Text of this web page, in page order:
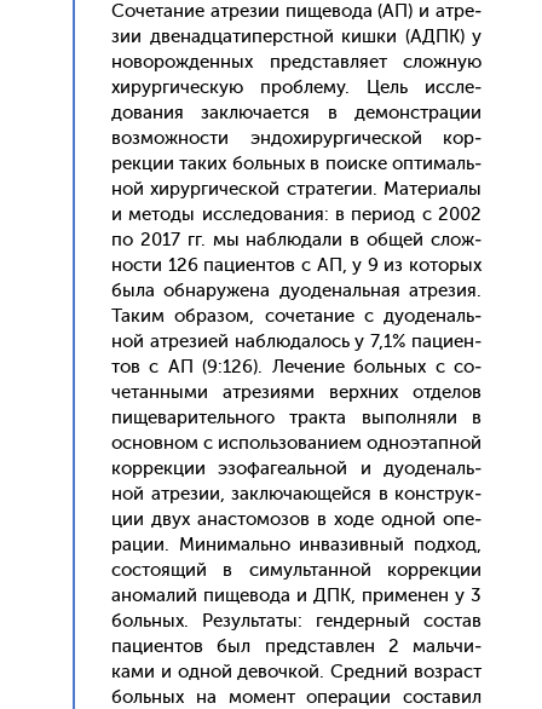
Со­чета­ние ат­ре­зии пи­щево­да (АП) и ат­ре­
зии две­над­ца­типерс­тной киш­ки (АДПК) у
но­ворож­денных пред­став­ля­ет слож­ную
хи­рур­ги­чес­кую проб­ле­му. Цель ис­сле­
дова­ния зак­лю­ча­ет­ся в де­монс­тра­ции
воз­можнос­ти эн­до­хирур­ги­чес­кой кор­
рекции та­ких боль­ных в по­ис­ке оп­ти­маль­
ной хи­рур­ги­чес­кой стра­тегии. Ма­тери­алы
и ме­тоды ис­сле­дова­ния: в пе­ри­од с 2002
по 2017 гг. мы наб­лю­дали в об­щей слож­
ности 126 па­ци­ен­тов с АП, у 9 из ко­торых
бы­ла об­на­руже­на ду­оде­наль­ная ат­ре­зия.
Та­ким об­ра­зом, со­чета­ние с ду­оде­наль­
ной ат­ре­зи­ей наб­лю­далось у 7,1% па­ци­ен­
тов с АП (9:126). Ле­чение боль­ных с со­
четан­ны­ми ат­ре­зи­ями вер­хних от­де­лов
пи­щева­ритель­но­го трак­та вы­пол­ня­ли в
ос­новном с ис­поль­зо­вани­ем од­но­этап­ной
кор­рекции эзо­фаге­аль­ной и ду­оде­наль­
ной ат­ре­зии, зак­лю­ча­ющей­ся в конс­трук­
ции двух анас­то­мозов в хо­де од­ной опе­
рации. Ми­нималь­но ин­ва­зив­ный под­ход,
сос­то­ящий в си­муль­тан­ной кор­рекции
ано­малий пи­щево­да и ДПК, при­менен у 3
боль­ных. Ре­зуль­та­ты: ген­дерный сос­тав
па­ци­ен­тов был пред­став­лен 2 маль­чи­
ками и од­ной де­воч­кой. Сред­ний воз­раст
боль­ных на мо­мент опе­рации сос­та­вил